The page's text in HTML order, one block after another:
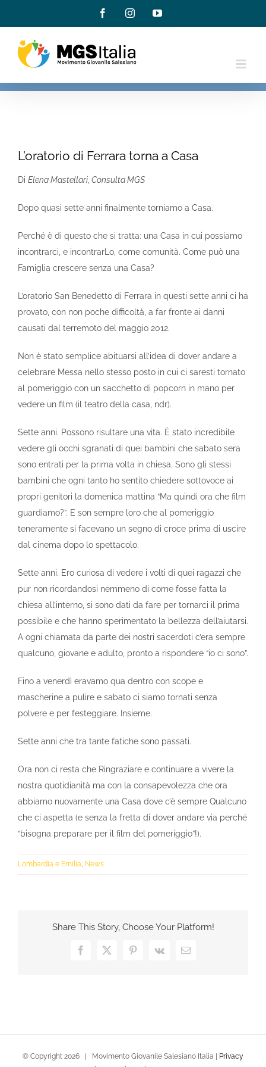
contenuto
FacebookInstagramYouTube
immagine
L’oratorio di Ferrara torna a Casa
Di Elena Mastellari, Consulta MGS
Dopo quasi sette anni finalmente torniamo a Casa.
Perché è di questo che si tratta: una Casa in cui possiamo
incontrarci, e incontrarLo, come comunità. Come può una
Famiglia crescere senza una Casa?
L’oratorio San Benedetto di Ferrara in questi sette anni ci ha
provato, con non poche difficoltà, a far fronte ai danni
causati dal terremoto del maggio 2012.
Non è stato semplice abituarsi all’idea di dover andare a
celebrare Messa nello stesso posto in cui ci saresti tornato
al pomeriggio con un sacchetto di popcorn in mano per
vedere un film (il teatro della casa, ndr).
Sette anni. Possono risultare una vita. È stato incredibile
vedere gli occhi sgranati di quei bambini che sabato sera
sono entrati per la prima volta in chiesa. Sono gli stessi
bambini che ogni tanto ho sentito chiedere sottovoce ai
propri genitori la domenica mattina “Ma quindi ora che film
guardiamo?”. E son sempre loro che al pomeriggio
teneramente si facevano un segno di croce prima di uscire
dal cinema dopo lo spettacolo.
Sette anni. Ero curiosa di vedere i volti di quei ragazzi che
pur non ricordandosi nemmeno di come fosse fatta la
chiesa all’interno, si sono dati da fare per tornarci il prima
possibile e che hanno sperimentato la bellezza dell’aiutarsi.
A ogni chiamata da parte dei nostri sacerdoti c’era sempre
qualcuno, giovane e adulto, pronto a rispondere “io ci sono”.
Fino a venerdì eravamo qua dentro con scope e
mascherine a pulire e sabato ci siamo tornati senza
polvere e per festeggiare. Insieme.
Sette anni che tra tante fatiche sono passati.
Ora non ci resta che Ringraziare e continuare a vivere la
nostra quotidianità ma con la consapevolezza che ora
abbiamo nuovamente una Casa dove c’è sempre Qualcuno
che ci aspetta (e senza la fretta di dover andare via perché
“bisogna preparare per il film del pomeriggio”!).
Lombardia e Emilia, News
Share This Story, Choose Your Platform!
Facebook
X Pinterest
Vk Email
© Copyright 2026 | Movimento Giovanile Salesiano Italia | Privacy